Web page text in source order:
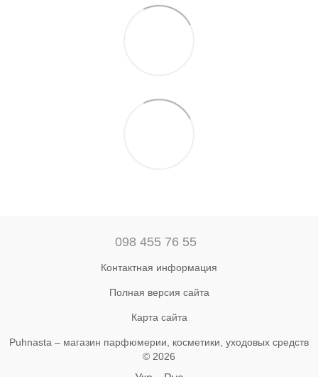
098 455 76 55
Контактная информация
Полная версия сайта
Карта сайта
Puhnasta – магазин парфюмерии, косметики, уходовых средств
© 2026